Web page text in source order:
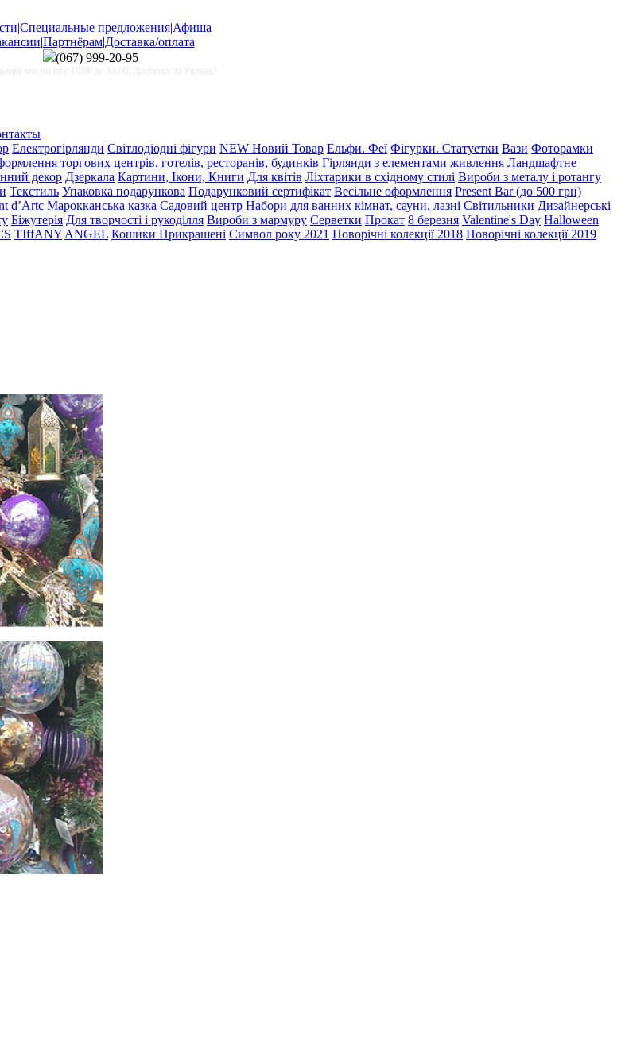
|Специальные предложения|Афиша
|Партнёрам|Доставка/оплата
(067) 999-20-95
пн-пт с 10:00 до 18:00; Доставка по Україні!
Електрогірлянди Світлодіодні фігури NEW Новий Товар Ельфи. Феї Фігурки. Статуетки Вази Фоторамки
торгових центрів, готелів, ресторанів, будинків Гірлянди з елементами живлення Ландшафтне
декор Дзеркала Картини, Ікони, Книги Для квітів Ліхтарики в східному стилі Вироби з металу і ротангу
Текстиль Упаковка подарункова Подарунковий сертифікат Весільне оформлення Present Bar (до 500 грн)
d’Artc Марокканська казка Садовий центр Набори для ванних кімнат, сауни, лазні Світильники Дизайнерські
Біжутерія Для творчості і рукоділля Вироби з мармуру Серветки Прокат 8 березня Valentine's Day Halloween
TIffANY ANGEL Кошики Прикрашені Символ року 2021 Новорічні колекції 2018 Новорічні колекції 2019